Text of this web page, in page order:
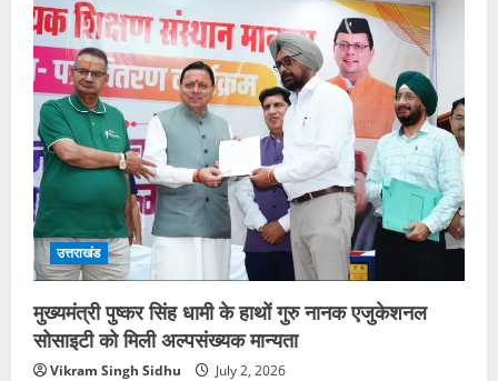
उत्तराखंड
मुख्यमंत्री पुष्कर सिंह धामी के हाथों गुरु नानक एजुकेशनल
सोसाइटी को मिली अल्पसंख्यक मान्यता
Vikram Singh Sidhu July 2, 2026